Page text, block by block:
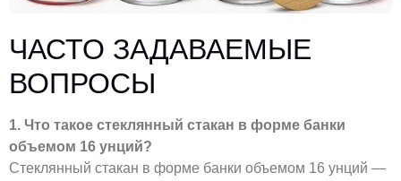
ЧАСТО ЗАДАВАЕМЫЕ
ВОПРОСЫ
1. Что такое стеклянный стакан в форме банки
объемом 16 унций?
Стеклянный стакан в форме банки объемом 16 унций —